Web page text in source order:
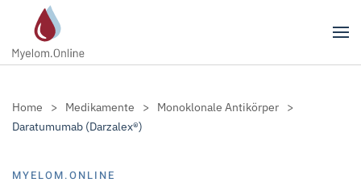
Zum Hauptinhalt springen
Home Medikamente
Monoklonale Antikörper
Daratumumab (Darzalex®)
MYELOM.ONLINE